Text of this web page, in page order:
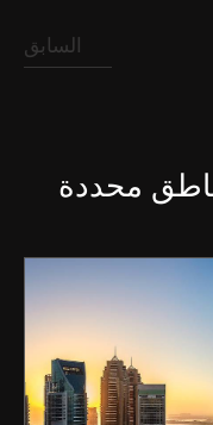
السابق
محددة